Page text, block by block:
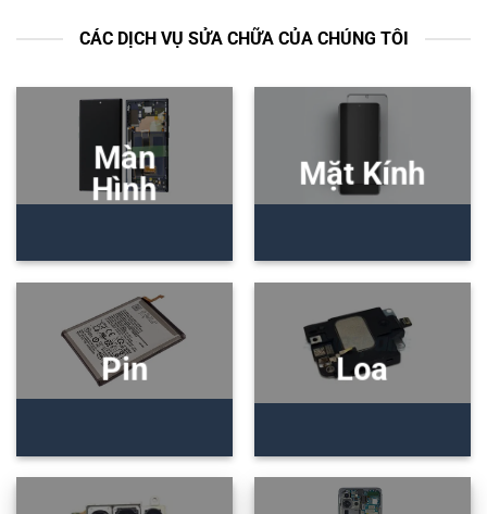
CÁC DỊCH VỤ SỬA CHỮA CỦA CHÚNG TÔI
Màn
Hình
Mặt Kính
Pin Loa